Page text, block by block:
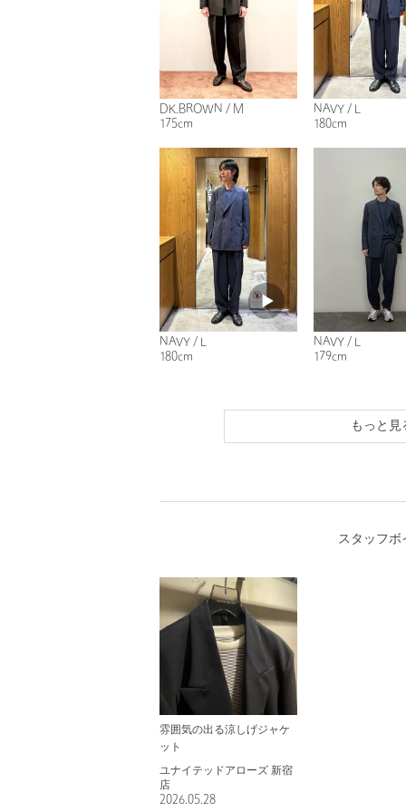
DK.BROWN / M
175cm
NAVY / L
180cm
NAVY / L
180cm
NAVY / L
179cm
もっと見
スタッフボ
雰囲気の出る涼しげジャケ
ット
ユナイテッドアローズ 新宿
店
2026.05.28